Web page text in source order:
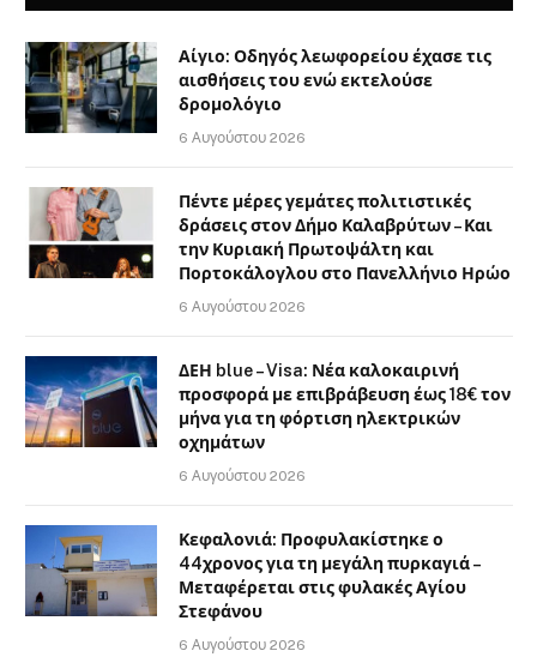
Αίγιο: Οδηγός λεωφορείου έχασε τις
αισθήσεις του ενώ εκτελούσε
δρομολόγιο
6 Αυγούστου 2026
Πέντε μέρες γεμάτες πολιτιστικές
δράσεις στον Δήμο Καλαβρύτων – Και
την Κυριακή Πρωτοψάλτη και
Πορτοκάλογλου στο Πανελλήνιο Ηρώο
6 Αυγούστου 2026
ΔΕΗ blue – Visa: Νέα καλοκαιρινή
προσφορά με επιβράβευση έως 18€ τον
μήνα για τη φόρτιση ηλεκτρικών
οχημάτων
6 Αυγούστου 2026
Κεφαλονιά: Προφυλακίστηκε ο
44χρονος για τη μεγάλη πυρκαγιά –
Μεταφέρεται στις φυλακές Αγίου
Στεφάνου
6 Αυγούστου 2026